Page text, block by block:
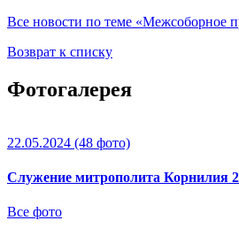
Все новости по теме «Межсоборное
Возврат к списку
Фотогалерея
22.05.2024 (48 фото)
Служение митрополита Корнилия
Все фото